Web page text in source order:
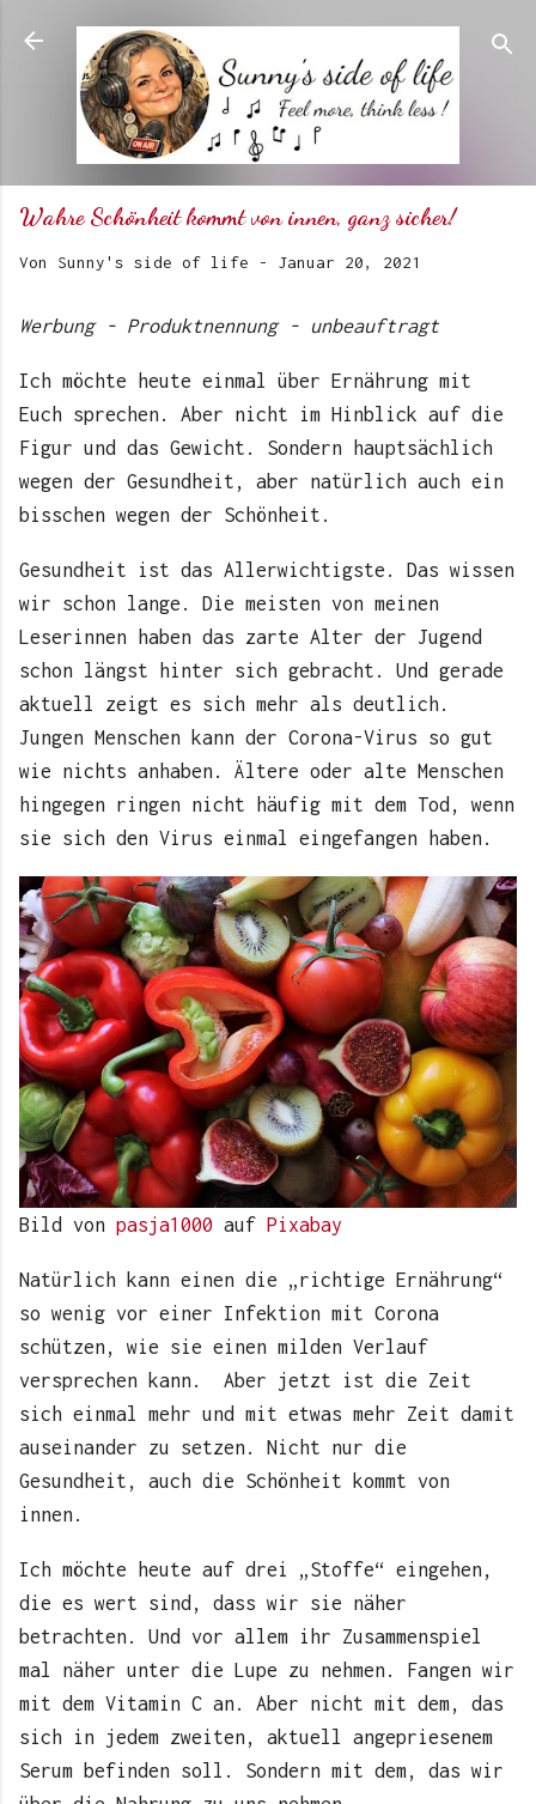
Direkt zum Hauptbereich
Wahre Schönheit kommt von innen, ganz sicher!
Von Sunny's side of life - Januar 20, 2021
Werbung - Produktnennung - unbeauftragt
Ich möchte heute einmal über Ernährung mit
Euch sprechen. Aber nicht im Hinblick auf die
Figur und das Gewicht. Sondern hauptsächlich
wegen der Gesundheit, aber natürlich auch ein
bisschen wegen der Schönheit.
Gesundheit ist das Allerwichtigste. Das wissen
wir schon lange. Die meisten von meinen
Leserinnen haben das zarte Alter der Jugend
schon längst hinter sich gebracht. Und gerade
aktuell zeigt es sich mehr als deutlich.
Jungen Menschen kann der Corona-Virus so gut
wie nichts anhaben. Ältere oder alte Menschen
hingegen ringen nicht häufig mit dem Tod, wenn
sie sich den Virus einmal eingefangen haben.
Bild von pasja1000 auf Pixabay
Natürlich kann einen die „richtige Ernährung“
so wenig vor einer Infektion mit Corona
schützen, wie sie einen milden Verlauf
versprechen kann. Aber jetzt ist die Zeit
sich einmal mehr und mit etwas mehr Zeit damit
auseinander zu setzen. Nicht nur die
Gesundheit, auch die Schönheit kommt von
innen.
Ich möchte heute auf drei „Stoffe“ eingehen,
die es wert sind, dass wir sie näher
betrachten. Und vor allem ihr Zusammenspiel
mal näher unter die Lupe zu nehmen. Fangen wir
mit dem Vitamin C an. Aber nicht mit dem, das
sich in jedem zweiten, aktuell angepriesenem
Serum befinden soll. Sondern mit dem, das wir